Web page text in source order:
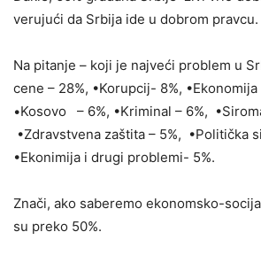
verujući da Srbija ide u dobrom pravcu.
Na pitanje – koji je najveći problem u
cene – 28%, •Korupcij- 8%,
•Kosovo – 6%, •Kriminal – 6%,
•Zdravstvena zaštita – 5%, •Politička
•Ekonimija i drugi problemi- 5%.
Znači, ako saberemo ekonomsko-
su preko 50%.